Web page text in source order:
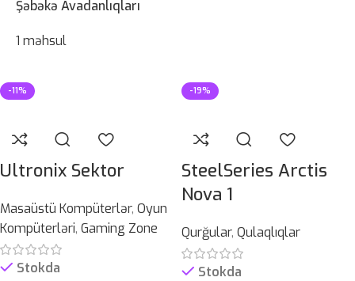
Şəbəkə Avadanlıqları
1 məhsul
-11%
Ultronix Sektor
Masaüstü Kompüterlər, Oyun
Kompüterləri, Gaming Zone
Stokda
-19%
SteelSeries Arctis
Nova 1
Qurğular, Qulaqlıqlar
Stokda